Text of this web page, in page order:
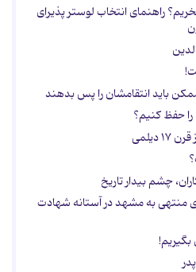
راهنمای انتخاب لوستر پذیرای
حفظ کنیم؟
چشم بیدار تاریخ
منتهی به مشهد در آستانه شهادت